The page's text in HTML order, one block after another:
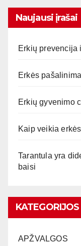
Naujausi įrašai
Erkių prevencija
Erkės
Erkių gyvenimo
Kaip veikia erkės
Tarantula yra
baisi
KATEGORIJOS
APŽVALGOS